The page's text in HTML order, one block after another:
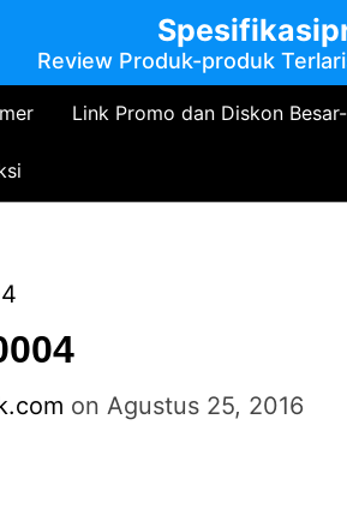
Review Produk-produk
Link Promo dan Diskon
on Agustus 25, 2016